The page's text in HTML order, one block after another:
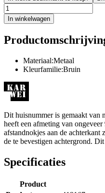
In winkelwagen
Materiaal:Metaal
Kleurfamilie:Bruin
Dit huisnummer is gemaakt van
heeft een afmeting van
afstandnokjes aan de achterkant
de te bevestigen achtergrond.
Specificaties
Product